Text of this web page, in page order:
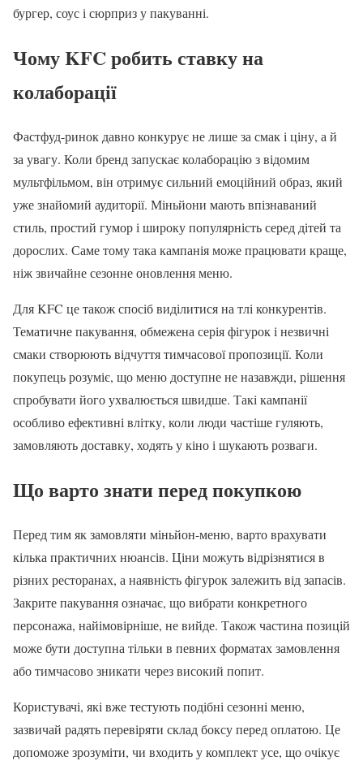
бургер, соус і сюрприз у пакуванні.
Чому KFC робить ставку на
колаборації
Фастфуд-ринок давно конкурує не лише за смак і ціну, а й
за увагу. Коли бренд запускає колаборацію з відомим
мультфільмом, він отримує сильний емоційний образ, який
уже знайомий аудиторії. Міньйони мають впізнаваний
стиль, простий гумор і широку популярність серед дітей та
дорослих. Саме тому така кампанія може працювати краще,
ніж звичайне сезонне оновлення меню.
Для KFC це також спосіб виділитися на тлі конкурентів.
Тематичне пакування, обмежена серія фігурок і незвичні
смаки створюють відчуття тимчасової пропозиції. Коли
покупець розуміє, що меню доступне не назавжди, рішення
спробувати його ухвалюється швидше. Такі кампанії
особливо ефективні влітку, коли люди частіше гуляють,
замовляють доставку, ходять у кіно і шукають розваги.
Що варто знати перед покупкою
Перед тим як замовляти міньйон-меню, варто врахувати
кілька практичних нюансів. Ціни можуть відрізнятися в
різних ресторанах, а наявність фігурок залежить від запасів.
Закрите пакування означає, що вибрати конкретного
персонажа, найімовірніше, не вийде. Також частина позицій
може бути доступна тільки в певних форматах замовлення
або тимчасово зникати через високий попит.
Користувачі, які вже тестують подібні сезонні меню,
зазвичай радять перевіряти склад боксу перед оплатою. Це
допоможе зрозуміти, чи входить у комплект усе, що очікує